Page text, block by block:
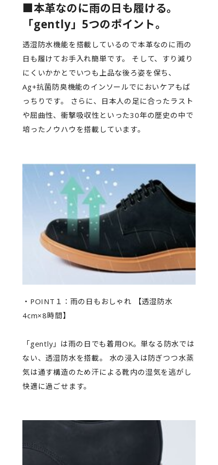
■本革なのに雨の日も履ける。
「gently」5つのポイント。
透湿防水機能を搭載しているので本革なのに雨の
日も履けてお手入れ簡単です。 そして、すり減り
にくいかかとでいつも上品な後ろ姿を保ち、
Ag+抗菌防臭機能のインソールでにおいケアもば
っちりです。 さらに、日本人の足に合ったラスト
や屈曲性、衝撃吸収性といった30年の歴史の中で
培ったノウハウを搭載しています。
・POINT１：雨の日もおしゃれ 【透湿防水
4cm×8時間】
「gently」は雨の日でも着用OK。単なる防水では
ない、透湿防水を搭載。 水の浸入は防ぎつつ水蒸
気は通す構造のため汗による靴内の湿気を逃がし
快適に過ごせます。